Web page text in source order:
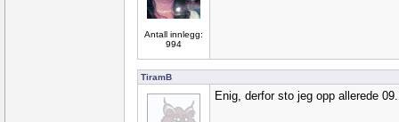
Antall innlegg:
994
TiramB
Enig, derfor sto jeg opp allerede